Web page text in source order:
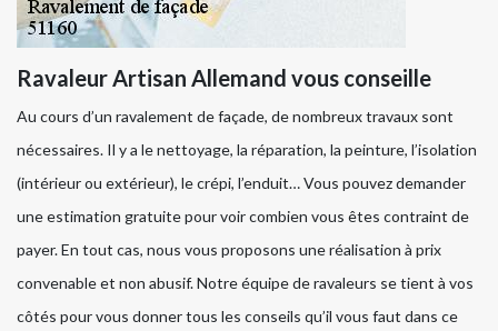
Ravaleur Artisan Allemand vous conseille
Au cours d’un ravalement de façade, de nombreux travaux sont
nécessaires. Il y a le nettoyage, la réparation, la peinture, l’isolation
(intérieur ou extérieur), le crépi, l’enduit… Vous pouvez demander
une estimation gratuite pour voir combien vous êtes contraint de
payer. En tout cas, nous vous proposons une réalisation à prix
convenable et non abusif. Notre équipe de ravaleurs se tient à vos
côtés pour vous donner tous les conseils qu’il vous faut dans ce